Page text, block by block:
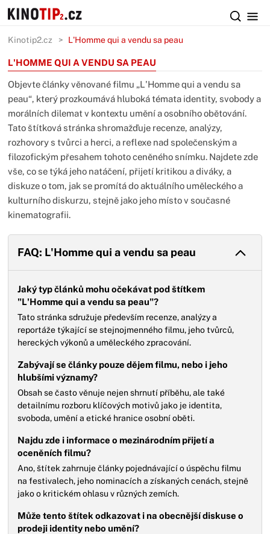
Kinotip2.cz L'Homme qui a vendu sa peau
L'HOMME QUI A VENDU SA PEAU
Objevte články věnované filmu „L'Homme qui a vendu sa
peau“, který prozkoumává hluboká témata identity, svobody a
morálních dilemat v kontextu umění a osobního obětování.
Tato štítková stránka shromažďuje recenze, analýzy,
rozhovory s tvůrci a herci, a reflexe nad společenským a
filozofickým přesahem tohoto ceněného snímku. Najdete zde
vše, co se týká jeho natáčení, přijetí kritikou a diváky, a
diskuze o tom, jak se promítá do aktuálního uměleckého a
kulturního diskurzu, stejně jako jeho místo v současné
kinematografii.
FAQ: L'Homme qui a vendu sa peau
Jaký typ článků mohu očekávat pod štítkem
"L'Homme qui a vendu sa peau"?
Tato stránka sdružuje především recenze, analýzy a
reportáže týkající se stejnojmenného filmu, jeho tvůrců,
hereckých výkonů a uměleckého zpracování.
Zabývají se články pouze dějem filmu, nebo i jeho
hlubšími významy?
Obsah se často věnuje nejen shrnutí příběhu, ale také
detailnímu rozboru klíčových motivů jako je identita,
svoboda, umění a etické hranice osobní oběti.
Najdu zde i informace o mezinárodním přijetí a
oceněních filmu?
Ano, štítek zahrnuje články pojednávající o úspěchu filmu
na festivalech, jeho nominacích a získaných cenách, stejně
jako o kritickém ohlasu v různých zemích.
Může tento štítek odkazovat i na obecnější diskuse o
prodeji identity nebo umění?